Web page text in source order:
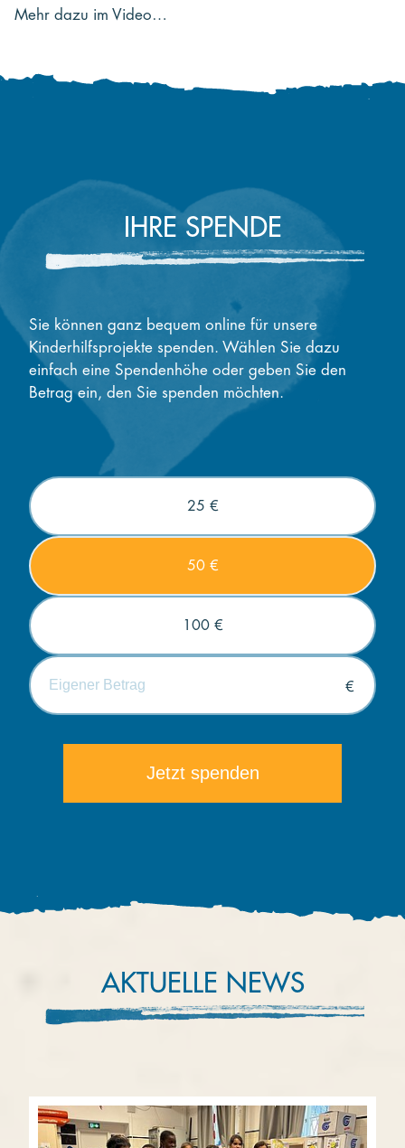
Mehr dazu im Video…
IHRE SPENDE
Sie können ganz bequem online für unsere
Kinderhilfsprojekte spenden. Wählen Sie dazu
einfach eine Spendenhöhe oder geben Sie den
Betrag ein, den Sie spenden möchten.
25 €
50 €
100 €
€
AKTUELLE NEWS